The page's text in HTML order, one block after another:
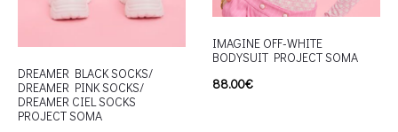
DREAMER BLACK SOCKS/
DREAMER PINK SOCKS/
DREAMER CIEL SOCKS
PROJECT SOMA
IMAGINE OFF-WHITE
BODYSUIT PROJECT SOMA
88.00€